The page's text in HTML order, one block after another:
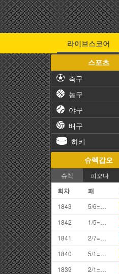
라이브스코어
스포츠
축구
농구
야구
배구
하키
슈렉갑오
슈렉 피오나
회차 패
1843 5/6=1끗
1842
1/5=6끗
1841
2/7=9끗(갑오)
1840
5/1=6끗
1839
2/1=3끗